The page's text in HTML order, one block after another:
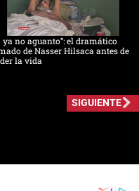
ya no aguanto”: el dramático
de Nasser Hilsaca antes de
la vida
SIGUIENTE